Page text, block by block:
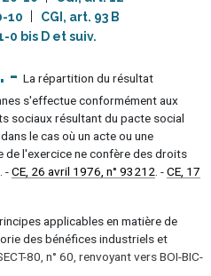
10
CGI, art. 93 B
0 bis D et suiv.
La répartition du résultat
s'effectue conformément aux
sociaux résultant du pacte social
le cas où un acte ou une
de l'exercice ne confère des droits
-CE, 26 avril 1976, n° 93212. -CE, 17
applicables en matière de
des bénéfices industriels et
80, n° 60, renvoyant vers BOI-BIC-